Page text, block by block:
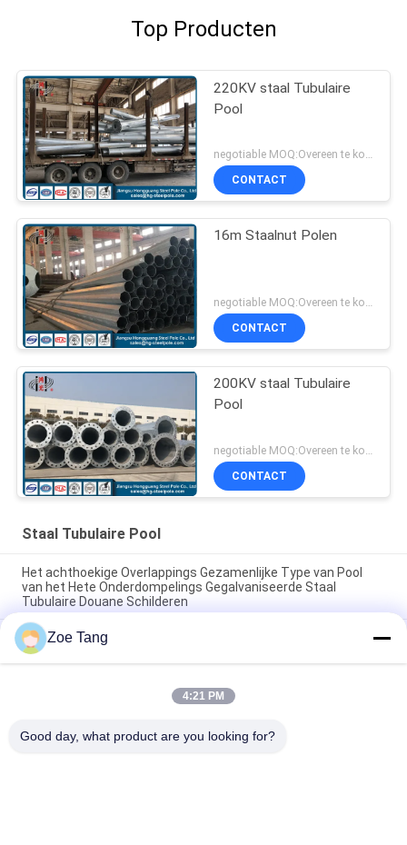
Top Producten
220KV staal Tubulaire
Pool
negotiable MOQ:Overeen te komen
CONTACT
16m Staalnut Polen
CONTACT
200KV staal Tubulaire
Pool
CONTACT
Staal Tubulaire Pool
Het achthoekige Overlappings Gezamenlijke Type van Pool
van het Hete Onderdompelings Gegalvaniseerde Staal
Tubulaire Douane Schilderen
De hete Superieure Hop Onderdompeling Gegalvaniseerde
Polen van het Broodjesstaal/Tubulaire Staaltoren
Van het de Torenstaal van de hete Onderdompelings de
Gegalvaniseerde Macht Verbinding van Pool Tubulaire met
Zoe Tang
4:21 PM
Good day, what product are you looking for?